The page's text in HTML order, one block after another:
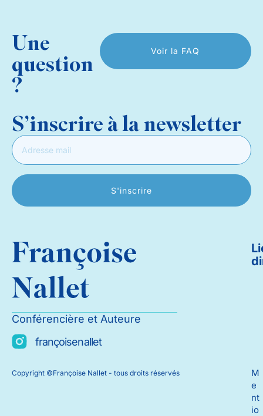
Une
question
?
Voir la FAQ
S’inscrire à la newsletter
S'inscrire
Conférencière et Auteure
françoisenallet
Copyright ©Françoise Nallet - tous droits réservés
M
e
nt
io